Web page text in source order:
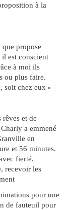
à la
que propose
est conscient
âce à moi ils
ou plus faire.
soit chez eux »
rêves et de
a emmené
en
et 56 minutes.
fierté.
recevoir les
pour une
de fauteuil pour